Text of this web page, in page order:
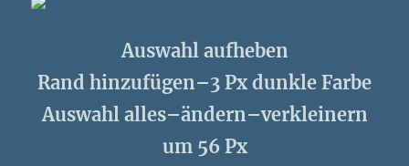
Auswahl aufheben
Rand hinzufügen–3 Px dunkle Farbe
Auswahl alles–ändern–verkleinern
um 56 Px